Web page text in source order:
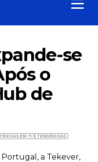
se
o
de
EM TI TENDÊNCIAS
a Tekever,